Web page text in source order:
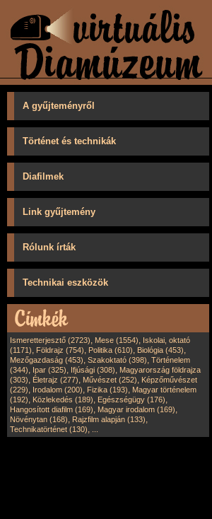
A gyűjteményről
Történet és technikák
Diafilmek
Link gyűjtemény
Rólunk írták
Technikai eszközök
Ismeretterjesztő (2723), Mese (1554), Iskolai, oktató
(1171), Földrajz (754), Politika (610), Biológia (453),
Mezőgazdaság (453), Szakoktató (398), Történelem
(344), Ipar (325), Ifjúsági (308), Magyarország földrajza
(303), Életrajz (277), Művészet (252), Képzőművészet
(229), Irodalom (200), Fizika (193), Magyar történelem
(192), Közlekedés (189), Egészségügy (176),
Hangosított diafilm (169), Magyar irodalom (169),
Növénytan (168), Rajzfilm alapján (133),
Technikatörténet (130),